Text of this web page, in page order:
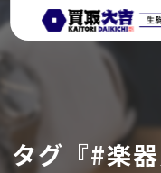
タグ『#楽